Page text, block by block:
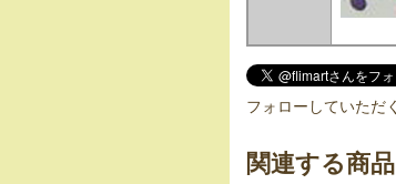
フォローしていただ
関連する商品